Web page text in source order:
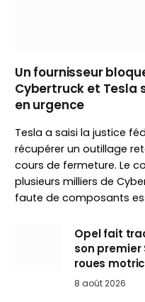
Un fournisseur
Cybertruck et Tesla
en urgence
Tesla a saisi la justice
récupérer un outillage
cours de fermeture. Le
plusieurs milliers de
faute de composants
Opel fait
son premier
roues
8 août 2026